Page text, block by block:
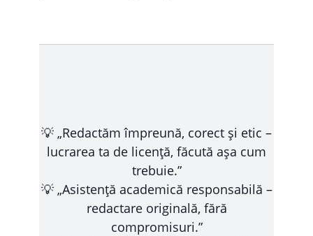
💡 „Redactăm împreună, corect și etic –
lucrarea ta de licență, făcută așa cum
trebuie.”
💡 „Asistență academică responsabilă –
redactare originală, fără
compromisuri.”